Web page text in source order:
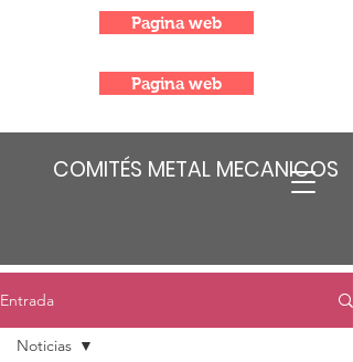
COMITÉS METAL MECANICOS
Pagina web
Pagina web
Entrada
Noticias